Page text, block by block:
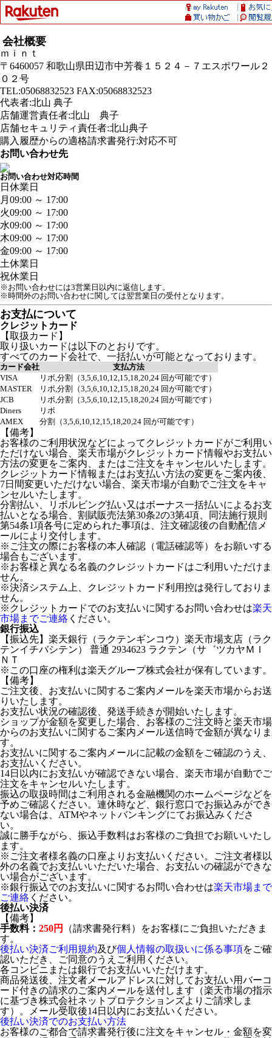
会社概要
ｍｉｎｔ
〒6460057 和歌山県田辺市中芳養１５２４－７エスポワール２
０２号
TEL:05068832523 FAX:05068832523
代表者:北山 典子
店舗運営責任者:北山 典子
店舗セキュリティ責任者:北山典子
購入履歴からの適格請求書発行:対応不可
お問い合わせ先
お問い合わせ対応時間
日 休業日
月 09:00 ～ 17:00
火09:00 ～ 17:00
水09:00 ～ 17:00
木09:00 ～ 17:00
金09:00 ～ 17:00
土休業日
祝休業日
※お問い合わせには3営業日以内に返信します。
※時間外のお問い合わせに関しては翌営業日の受付となります。
お支払について
クレジットカード
【取扱カード】
取り扱いカードは以下のとおりです。
すべてのカード会社で、一括払いが可能となっております。
カード会社
支払方法
VISA
リボ,分割（3,5,6,10,12,15,18,20,24 回が可能です）
MASTER
リボ,分割（3,5,6,10,12,15,18,20,24 回が可能です）
JCB
リボ,分割（3,5,6,10,12,15,18,20,24 回が可能です）
Diners
リボ
AMEX
分割（3,5,6,10,12,15,18,20,24 回が可能です）
【備考】
お客様のご利用状況などによってクレジットカードがご利用い
ただけない場合、楽天市場がクレジットカード情報やお支払い
方法の変更をご案内、またはご注文をキャンセルいたします。
クレジットカード情報またはお支払い方法の変更をご案内後、
7日間変更いただけない場合、楽天市場が自動でご注文をキャ
ンセルいたします。
分割払い、リボルビング払い又はボーナス一括払いによるお支
払いとなる場合、割賦販売法第30条2の3第4項、同法施行規則
第54条1項各号に定められた事項は、注文確認後の自動配信メ
ールにより交付します。
※ご注文の際にお客様の本人確認（電話確認等）をお願いする
場合もございます。
※お客様と異なる名義のクレジットカードはご利用いただけま
せん。
※決済システム上、クレジットカード利用控は発行しておりま
せん。
※クレジットカードでのお支払いに関するお問い合わせは楽天
市場までご連絡 ください。
銀行振込
【振込先】楽天銀行（ラクテンギンコウ）楽天市場支店（ラク
テンイチバシテン） 普通 2934623 ラクテン（サ゛ツカヤＭＩ
ＮＴ
※この口座の権利は楽天グループ株式会社が保有しています。
【備考】
ご注文後、お支払いに関するご案内メールを楽天市場からお送
りいたします。
お支払い状況の確認後、発送手続きが開始いたします。
ショップが金額を変更した場合、お客様のご注文時と楽天市場
からのお支払いに関するご案内メール送信時で金額が異なりま
す。
お支払いに関するご案内メールに記載の金額をご確認のうえ、
お支払いください。
14日以内にお支払いが確認できない場合、楽天市場が自動でご
注文をキャンセルいたします。
振込の取扱時間はご利用される金融機関のホームページなどを
予めご確認ください。連休時など、銀行窓口でお振込みができ
ない場合は、ATMやネットバンキングにてお振込みくださ
い。
誠に勝手ながら、振込手数料はお客様のご負担でお願いいたし
ます。
※ご注文者様名義の口座よりお支払いください。ご注文者様以
外の名義でお支払いいただいた場合、お支払いの確認ができな
い場合がございます。
※銀行振込でのお支払いに関するお問い合わせは楽天市場まで
ご連絡 ください。
後払い決済
【備考】
手数料： 250円
（請求書発行料）をお客様にご負担いただきま
す。
後払い決済ご利用規約及び個人情報の取扱いに係る事項をご確
認いただき、ご同意のうえご利用ください。
各コンビニまたは銀行でお支払いいただけます。
商品発送後、注文者メールアドレスに対してお支払い用バーコ
ード付きの請求のご案内メールを送付します（楽天市場の指示
に基づき株式会社ネットプロテクションズよりご請求しま
す）。メール受取後14日以内にお支払いください。
後払い決済でのお支払い方法
お客様のご都合で請求書発行後に注文をキャンセル・金額を変